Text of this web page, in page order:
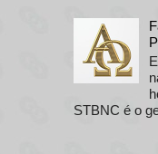
STBNC é o